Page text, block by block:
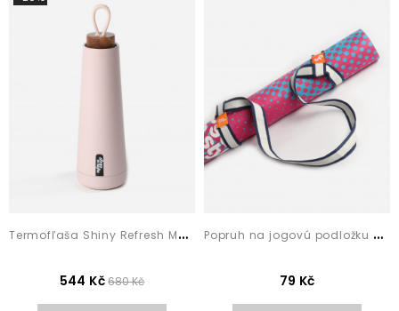
T
ermofľaša Shiny Refresh Metalic Pink
544 Kč 680 Kč
P
opruh na jogovú podložku Navy Stripes
79 Kč